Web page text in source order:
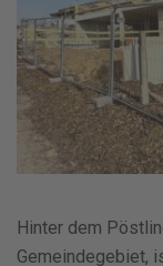
Hinter dem
Gemeindegebiet,